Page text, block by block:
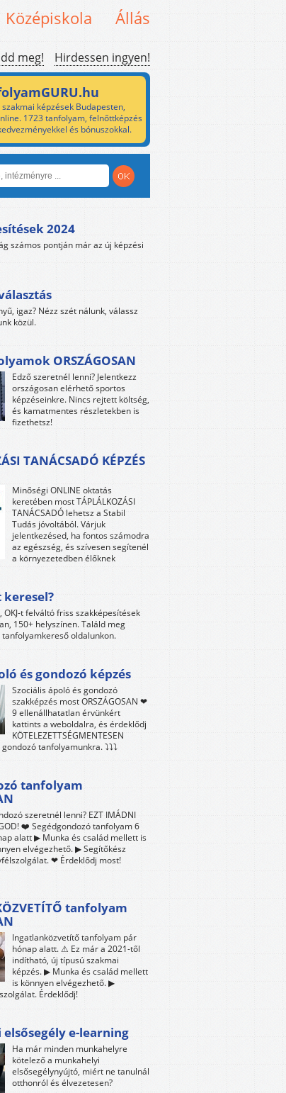
Középiskola Állás
meg! Hirdessen ingyen!
képzések Budapesten,
1723 tanfolyam, felnőttképzés
és bónuszokkal.
2024
számos pontján már az új képzési
igaz? Nézz szét nálunk, válassz
közül.
ORSZÁGOSAN
Edző szeretnél lenni? Jelentkezz
országosan elérhető sportos
képzéseinkre. Nincs rejtett költség,
és kamatmentes részletekben is
fizethetsz!
TANÁCSADÓ KÉPZÉS
Minőségi ONLINE oktatás
keretében most TÁPLÁLKOZÁSI
TANÁCSADÓ lehetsz a Stabil
Tudás jóvoltából. Várjuk
jelentkezésed, ha fontos számodra
az egészség, és szívesen segítenél
a környezetedben élőknek
keresel?
t felváltó friss szakképesítések
150+ helyszínen. Találd meg
oldalunkon.
és gondozó képzés
Szociális ápoló és gondozó
szakképzés most ORSZÁGOSAN ❤
9 ellenállhatatlan érvünkért
kattints a weboldalra, és érdeklődj
KÖTELEZETTSÉGMENTESEN
tanfolyamunkra. ⤵⤵⤵
tanfolyam
szeretnél lenni? EZT IMÁDNI
❤️ Segédgondozó tanfolyam 6
alatt ▶ Munka és család mellett is
elvégezhető. ▶ Segítőkész
❤ Érdeklődj most!
tanfolyam
Ingatlanközvetítő tanfolyam pár
hónap alatt. ⚠ Ez már a 2021-től
indítható, új típusú szakmai
képzés. ▶ Munka és család mellett
is könnyen elvégezhető. ▶
Érdeklődj!
e-learning
Ha már minden munkahelyre
kötelező a munkahelyi
elsősegélynyújtó, miért ne tanulnál
otthonról és élvezetesen?